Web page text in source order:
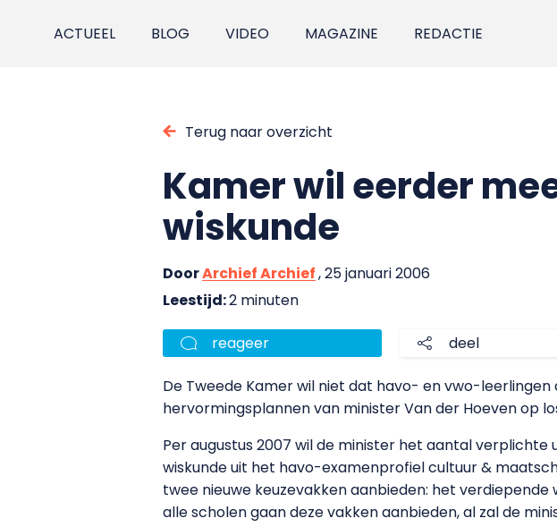
ACTUEEL BLOG VIDEO MAGAZINE REDACTIE
Terug naar overzicht
Kamer wil eerder
wiskunde
DoorArchief Archief, 25 januari 2006
Leestijd:2 minuten
reageer deel
De Tweede Kamer wil niet dat havo- en vwo-
hervormingsplannen van minister Van der Hoeven op
Per augustus 2007 wil de minister het aantal
wiskunde uit het havo-examenprofiel cultuur &
twee nieuwe keuzevakken aanbieden: het verdiepende
alle scholen gaan deze vakken aanbieden, al zal de